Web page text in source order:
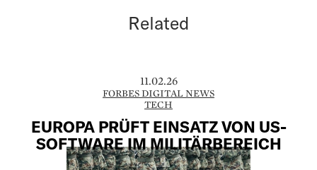
Related
11.02.26
FORBES DIGITAL NEWS
TECH
EUROPA PRÜFT EINSATZ VON US-
SOFTWARE IM MILITÄRBEREICH